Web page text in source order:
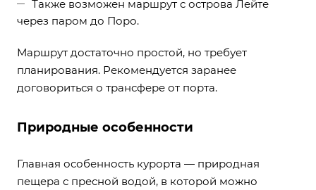
Также возможен маршрут с острова Лейте
через паром до Поро.
Маршрут достаточно простой, но требует
планирования. Рекомендуется заранее
договориться о трансфере от порта.
Природные особенности
Главная особенность курорта — природная
пещера с пресной водой, в которой можно